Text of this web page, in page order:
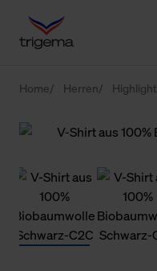
Home Herren